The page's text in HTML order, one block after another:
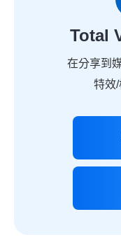
Total
在分享到
特效/